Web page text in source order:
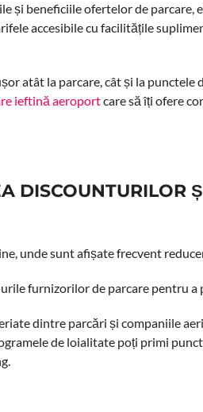
și beneficiile ofertelor de parcare,
accesibile cu facilitățile
atât la parcare, cât și la
ieftină aeroportcare să îți ofere
DISCOUNTURILOR
unde sunt afișate frecvent
furnizorilor de parcare pentru
dintre parcări și companiile
de loialitate poți primi